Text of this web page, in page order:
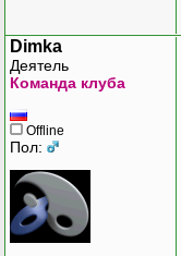
Dimka
Деятель
Команда клуба
Offline
Пол: